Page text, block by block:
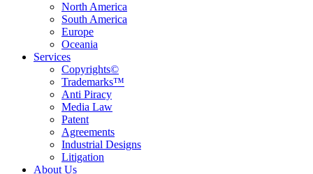
North America
South America
Europe
Oceania
Services
Copyrights©
Trademarks™
Anti Piracy
Media Law
Patent
Agreements
Industrial Designs
Litigation
About Us